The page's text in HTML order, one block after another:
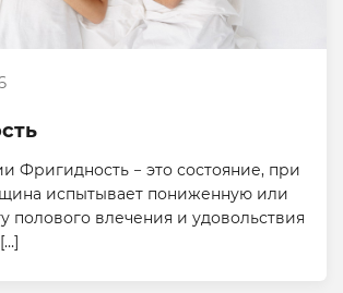
Фригидность − это состояние, при
испытывает пониженную или
полового влечения и удовольствия